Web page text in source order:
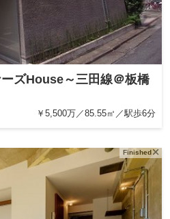
ズHouse～三田線＠板橋
￥5,500万／85.55㎡／駅歩6分
Finished